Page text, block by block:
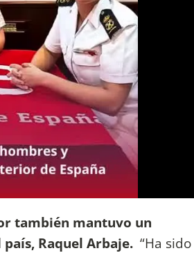
también mantuvo un
Raquel Arbaje. “Ha sido